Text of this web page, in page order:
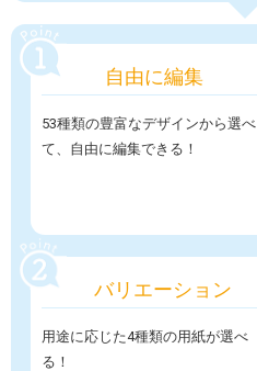
自由に編集
53種類の豊富なデザインから選べ
て、自由に編集できる！
バリエーション
用途に応じた4種類の用紙が選べ
る！